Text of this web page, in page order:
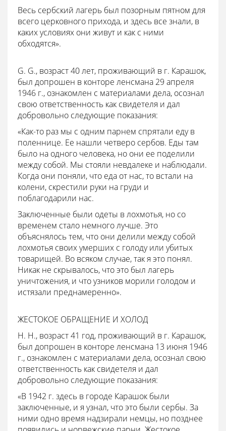
Весь сербский лагерь был позорным пятном для
всего церковного прихода, и здесь все знали, в
каких условиях они живут и как с ними
обходятся».
G. G., возраст 40 лет, проживающий в г. Карашок,
был допрошен в конторе ленсмана 29 апреля
1946 г., ознакомлен с материалами дела, осознал
свою ответственность как свидетеля и дал
добровольно следующие показания:
«Как-то раз мы с одним парнем спрятали еду в
поленнице. Ее нашли четверо сербов. Еды там
было на одного человека, но они ее поделили
между собой. Мы стояли невдалеке и наблюдали.
Когда они поняли, что еда от нас, то встали на
колени, скрестили руки на груди и
поблагодарили нас.
Заключенные были одеты в лохмотья, но со
временем стало немного лучше. Это
объяснялось тем, что они делили между собой
лохмотья своих умерших с голоду или убитых
товарищей. Во всяком случае, так я это понял.
Никак не скрывалось, что это был лагерь
уничтожения, и что узников морили голодом и
истязали преднамеренно».
ЖЕСТОКОЕ ОБРАЩЕНИЕ И ХОЛОД
Н. Н., возраст 41 год, проживающий в г. Карашок,
был допрошен в конторе ленсмана 13 июня 1946
г., ознакомлен с материалами дела, осознал свою
ответственность как свидетеля и дал
добровольно следующие показания:
«В 1942 г. здесь в городе Карашок были
заключенные, и я узнал, что это были сербы. За
ними одно время надзирали немцы, но позднее